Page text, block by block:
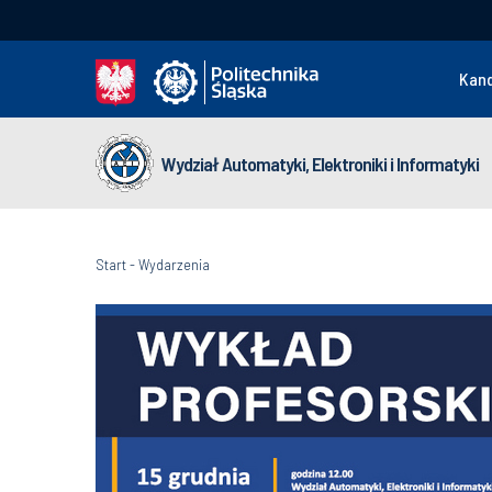
Wydział Automatyki, Elektroniki i Informatyki
Start-Wydarzenia